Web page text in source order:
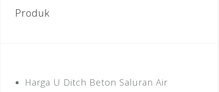
Produk
Harga U Ditch Beton Saluran Air